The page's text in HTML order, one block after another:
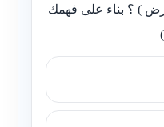
) ؟ بناء على فهمك